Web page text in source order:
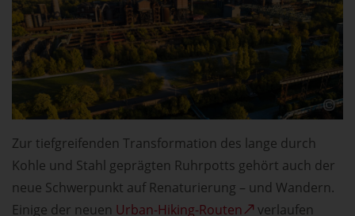
Zur tiefgreifenden Transformation des lange durch
Kohle und Stahl geprägten Ruhrpotts gehört auch der
neue Schwerpunkt auf Renaturierung – und Wandern.
Einige der neuen Urban-Hiking-Routen verlaufen